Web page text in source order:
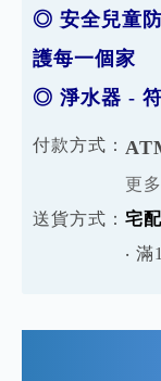
◎ 安全兒童
護每一個家
◎ 淨水器 -
付款方式：
更
送貨方式： 宅配
‧